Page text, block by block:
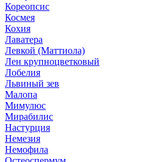
Кореопсис
Космея
Кохия
Лаватера
Левкой (Маттиола)
Лен крупноцветковый
Лобелия
Львиный зев
Малопа
Мимулюс
Мирабилис
Настурция
Немезия
Немофила